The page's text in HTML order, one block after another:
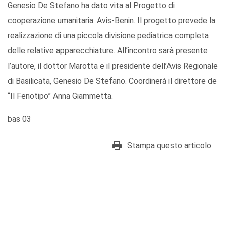
Genesio De Stefano ha dato vita al Progetto di
cooperazione umanitaria: Avis-Benin. Il progetto prevede la
realizzazione di una piccola divisione pediatrica completa
delle relative apparecchiature. All’incontro sarà presente
l’autore, il dottor Marotta e il presidente dell’Avis Regionale
di Basilicata, Genesio De Stefano. Coordinerà il direttore de
“Il Fenotipo” Anna Giammetta.
bas 03
Stampa questo articolo